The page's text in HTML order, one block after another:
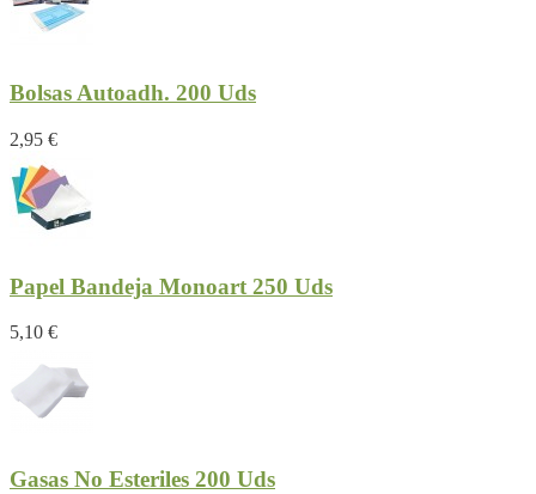
Bolsas Autoadh. 200 Uds
2,95 €
Papel Bandeja Monoart 250 Uds
5,10 €
Gasas No Esteriles 200 Uds